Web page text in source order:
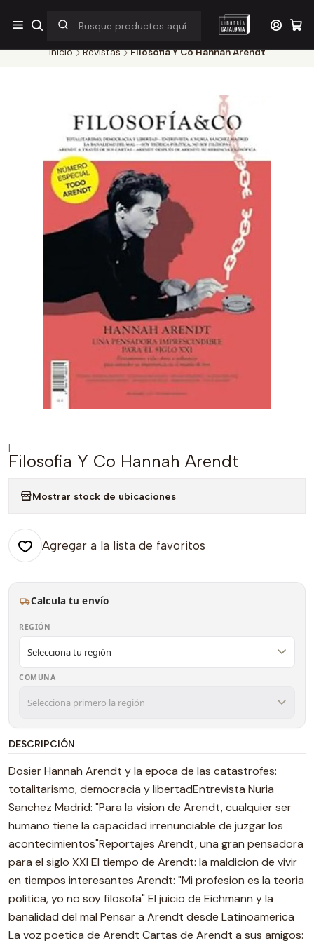
¡Por pocos días! Despacho a $1.000 en RM por compras sobre
$38.000
Inicio Revistas Filosofia Y Co Hannah Arendt
|
Filosofia Y Co Hannah Arendt
Mostrar stock de ubicaciones
Agregar a la lista de favoritos
Calcula tu envío
REGIÓN
COMUNA
DESCRIPCIÓN
Dosier Hannah Arendt y la epoca de las catastrofes:
totalitarismo, democracia y libertadEntrevista Nuria
Sanchez Madrid: "Para la vision de Arendt, cualquier ser
humano tiene la capacidad irrenunciable de juzgar los
acontecimientos"Reportajes Arendt, una gran pensadora
para el siglo XXI El tiempo de Arendt: la maldicion de vivir
en tiempos interesantes Arendt: "Mi profesion es la teoria
politica, yo no soy filosofa" El juicio de Eichmann y la
banalidad del mal Pensar a Arendt desde Latinoamerica
La voz poetica de Arendt Cartas de Arendt a sus amigos: